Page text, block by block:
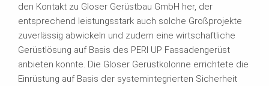
den Kontakt zu Gloser Gerüstbau GmbH her, der
entsprechend leistungsstark auch solche Großprojekte
zuverlässig abwickeln und zudem eine wirtschaftliche
Gerüstlösung auf Basis des PERI UP Fassadengerüst
anbieten konnte. Die Gloser Gerüstkolonne errichtete die
Einrüstung auf Basis der systemintegrierten Sicherheit